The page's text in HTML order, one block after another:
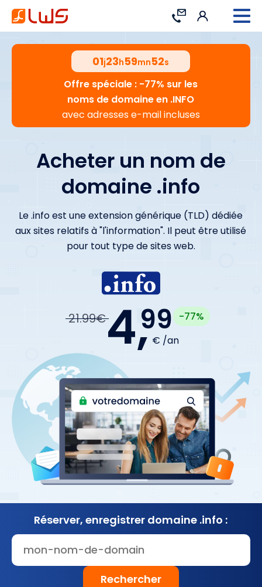
Contact Connexion
01j23h59mn51s
Offre spéciale : -77% sur les
noms de domaine en .INFO
avec adresses e-mail incluses
Acheter un nom de
domaine .info
Le .info est une extension générique (TLD) dédiée
aux sites relatifs à "l'information". Il peut être utilisé
pour tout type de sites web.
21.99€4,99
€ /an
-77%
Réserver, enregistrer domaine .info :
Rechercher